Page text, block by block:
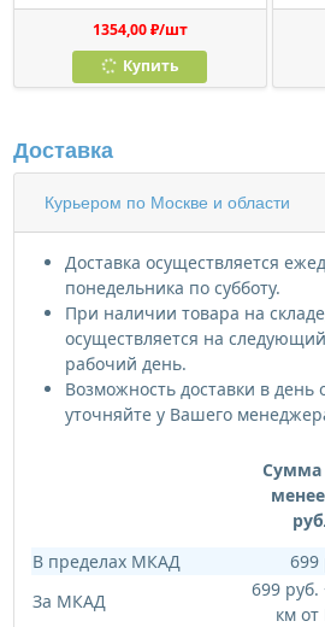
1354,00 ₽/шт
Купить
Доставка
Курьером по Москве и области
Доставка осуществляется
понедельника по субботу.
При наличии товара на
осуществляется на
рабочий день.
Возможность доставки в день
уточняйте у Вашего
Сумма
В пределах МКАД
699
За МКАД
699 руб.
км